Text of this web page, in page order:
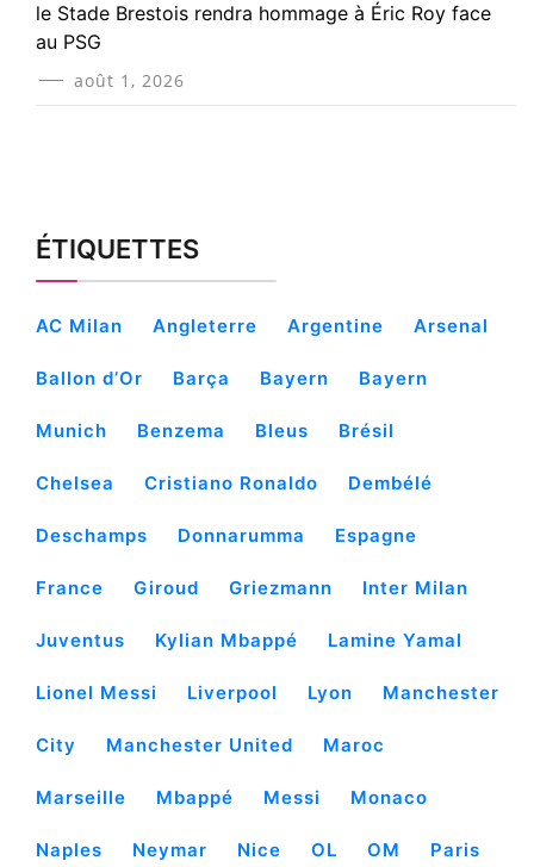
le Stade Brestois rendra hommage à Éric Roy face
au PSG
août 1, 2026
ÉTIQUETTES
AC Milan Angleterre Argentine Arsenal
Ballon d’Or Barça Bayern Bayern
Munich Benzema Bleus Brésil
Chelsea Cristiano Ronaldo Dembélé
Deschamps Donnarumma Espagne
France Giroud Griezmann Inter Milan
Juventus Kylian Mbappé Lamine Yamal
Lionel Messi Liverpool Lyon Manchester
City Manchester United Maroc
Marseille Mbappé Messi Monaco
Naples Neymar Nice OL OM Paris